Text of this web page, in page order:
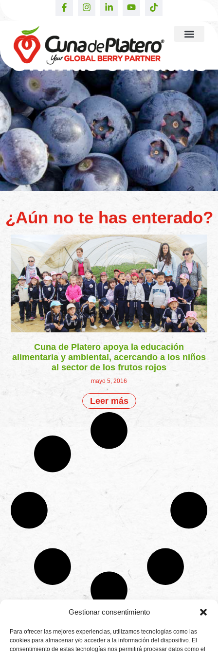
Gestionar consentimiento
Para ofrecer las mejores experiencias, utilizamos tecnologías como las
cookies para almacenar y/o acceder a la información del dispositivo. El
consentimiento de estas tecnologías nos permitirá procesar datos como el
Últimas entradas
¿Aún no te has enterado?
Cuna de Platero apoya la educación
alimentaria y ambiental, acercando a los niños
al sector de los frutos rojos
mayo 5, 2016
Leer más
Productores
de
CONTÁCTANOS
Camino de
Montemayor s/n
Aviso legal